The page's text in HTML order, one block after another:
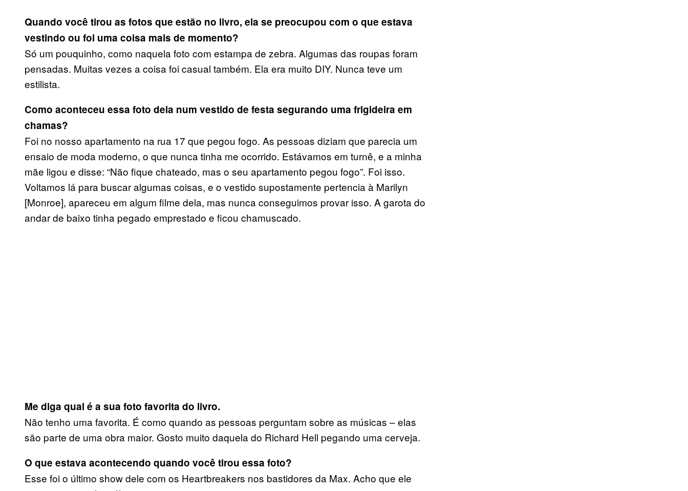
Quando você tirou as fotos que estão no livro, ela se preocupou com o que estava
vestindo ou foi uma coisa mais de momento?
Só um pouquinho, como naquela foto com estampa de zebra. Algumas das roupas foram
pensadas. Muitas vezes a coisa foi casual também. Ela era muito DIY. Nunca teve um
estilista.
Como aconteceu essa foto dela num vestido de festa segurando uma frigideira em
chamas?
Foi no nosso apartamento na rua 17 que pegou fogo. As pessoas diziam que parecia um
ensaio de moda moderno, o que nunca tinha me ocorrido. Estávamos em turnê, e a minha
mãe ligou e disse: “Não fique chateado, mas o seu apartamento pegou fogo”. Foi isso.
Voltamos lá para buscar algumas coisas, e o vestido supostamente pertencia à Marilyn
[Monroe], apareceu em algum filme dela, mas nunca conseguimos provar isso. A garota do
andar de baixo tinha pegado emprestado e ficou chamuscado.
Me diga qual é a sua foto favorita do livro.
Não tenho uma favorita. É como quando as pessoas perguntam sobre as músicas – elas
são parte de uma obra maior. Gosto muito daquela do Richard Hell pegando uma cerveja.
O que estava acontecendo quando você tirou essa foto?
Esse foi o último show dele com os Heartbreakers nos bastidores da Max. Acho que ele